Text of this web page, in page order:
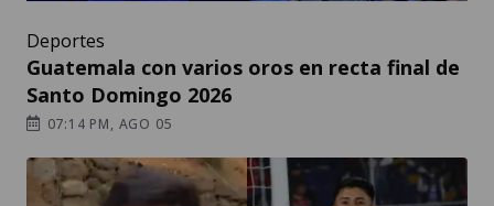
Deportes
Guatemala con varios oros en recta final de
Santo Domingo 2026
07:14 PM, AGO 05